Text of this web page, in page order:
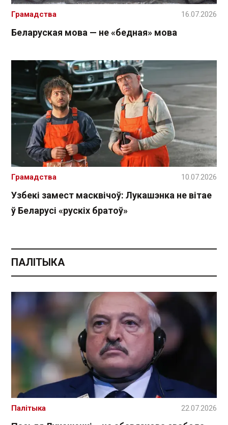
Беларуская мова — не «бедная» мова
Грамадства 16.07.2026
Узбекі замест масквічоў: Лукашэнка не вітае
ў Беларусі «рускіх братоў»
Грамадства 10.07.2026
ПАЛІТЫКА
Палітыка 22.07.2026